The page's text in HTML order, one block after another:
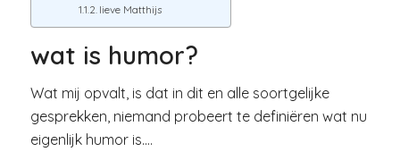
lieve Matthijs
wat is humor?
Wat mij opvalt, is dat in dit en alle soortgelijke
gesprekken, niemand probeert te definiëren wat nu
eigenlijk humor is….